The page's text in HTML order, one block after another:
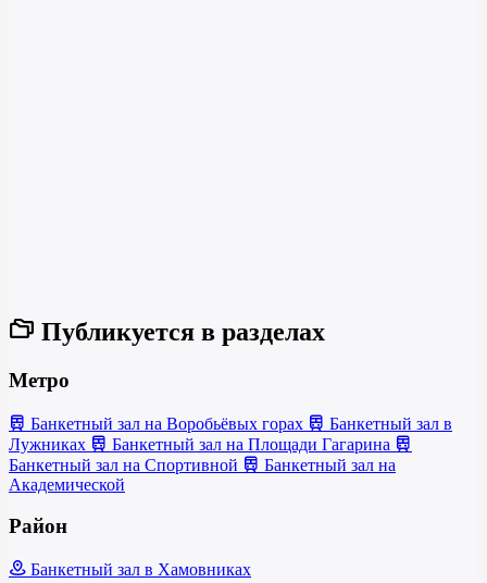
Публикуется в разделах
Метро
Банкетный зал на Воробьёвых горах
Банкетный зал в
Лужниках
Банкетный зал на Площади Гагарина
Банкетный зал на Спортивной
Банкетный зал на
Академической
Район
Банкетный зал в Хамовниках